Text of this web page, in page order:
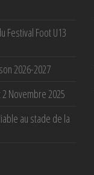
Festival Foot U13
2026-2027
2 Novembre 2025
au stade de la